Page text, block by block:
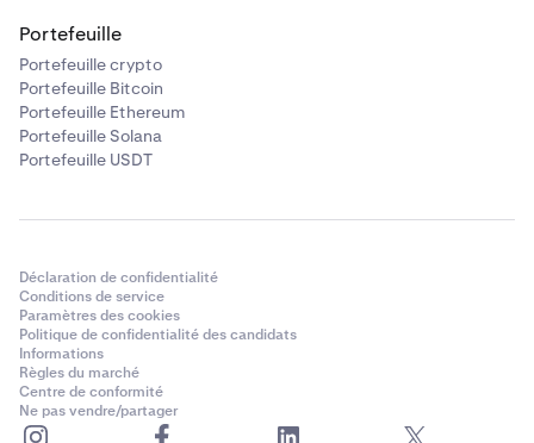
Portefeuille
Portefeuille crypto
Portefeuille Bitcoin
Portefeuille Ethereum
Portefeuille Solana
Portefeuille USDT
Déclaration de confidentialité
Conditions de service
Paramètres des cookies
Politique de confidentialité des candidats
Informations
Règles du marché
Centre de conformité
Ne pas vendre/partager